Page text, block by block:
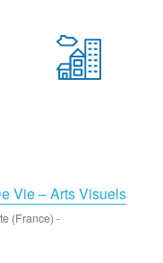
Vie – Arts Visuels
(France) -